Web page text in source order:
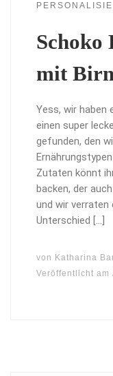
Schoko
mit
Yess, wir haben
einen super
gefunden, den
Zutaten könnt
backen, der
und wir verraten
Unterschied […]
von Katharina
Veröffentlicht am